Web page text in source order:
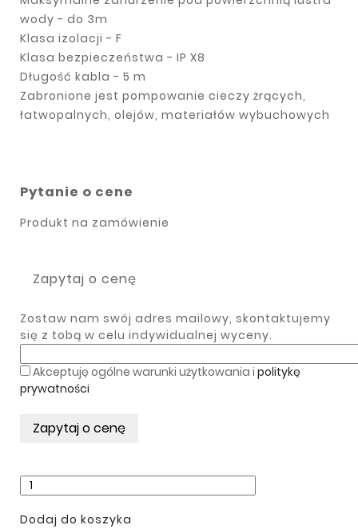
wody - do 3m
Klasa izolacji - F
Klasa bezpieczeństwa - IP X8
Długość kabla - 5 m
Zabronione jest pompowanie cieczy żrących,
łatwopalnych, olejów, materiałów wybuchowych
Pytanie o cene
Produkt na zamówienie
Zapytaj o cenę
Zostaw nam swój adres mailowy, skontaktujemy
się z tobą w celu indywidualnej wyceny.
Akceptuję ogólne warunki użytkowania i politykę
prywatności
Dodaj do koszyka